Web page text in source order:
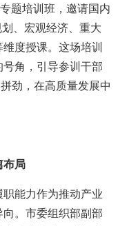
题培训班，邀请国内
、宏观经济、重大
度授课。这场培训
角，引导参训干部
劲，在高质量发展中
布局
能力作为推动产业
。市委组织部副部